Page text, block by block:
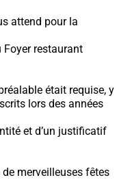
attend pour la
Foyer restaurant
était requise, y
lors des années
et d’un justificatif
merveilleuses fêtes